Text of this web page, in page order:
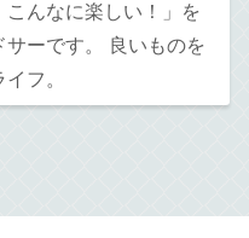
こんなに楽しい！」を
ーです。 良いものを
フ。